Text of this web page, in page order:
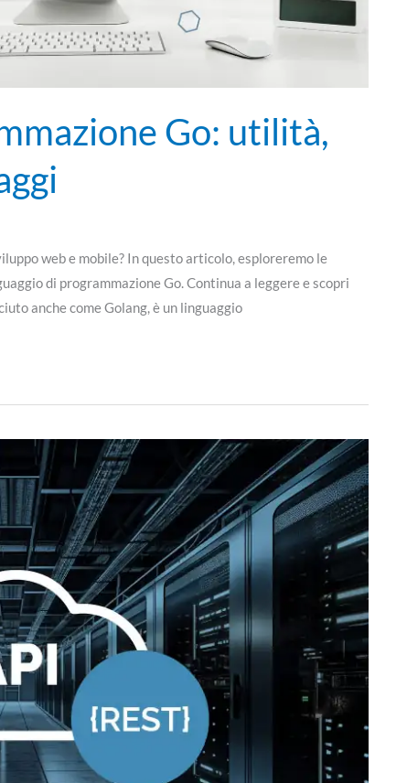
Go: utilità,
web e mobile? In questo articolo, esploreremo le
di programmazione Go. Continua a leggere e scopri
anche come Golang, è un linguaggio